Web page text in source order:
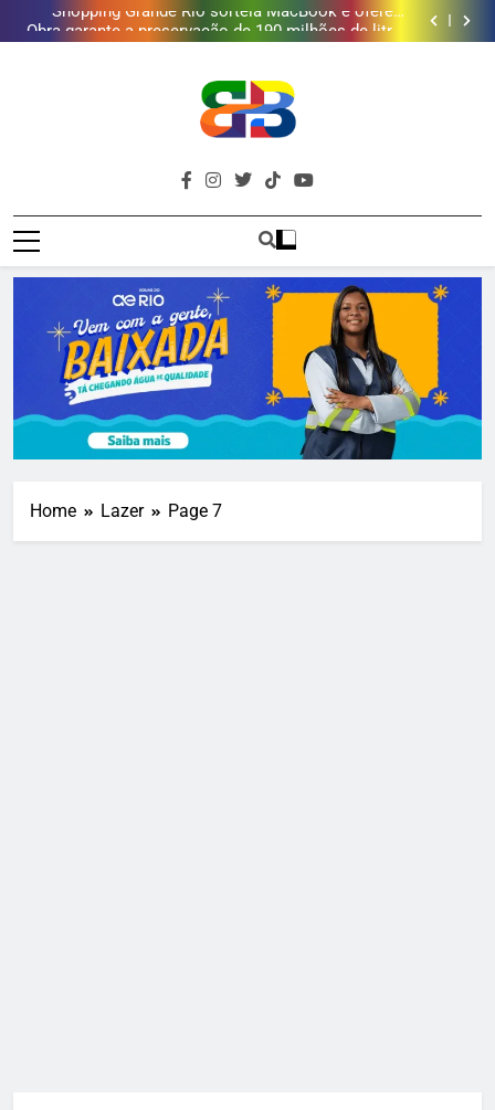
vinho em campanha de Dia dos Pais
Obra garante a preservação de 190 milhões de litros
de água por ano na Baixada Fluminense
Deputado Reimont quer reduzir idade mínima para
Lins em Nova Iguaçu neste fim de semana
Shopping Grande Rio sorteia MacBook e oferece
vinho em campanha de Dia dos Pais
Obra garante a preservação de 190 milhões de litros
de água por ano na Baixada Fluminense
Deputado Reimont quer reduzir idade mínima para
mulheres receberem o BPC
Brava
Baixada
Baixada Fluminense Em Destaque!
Home Lazer Page 7